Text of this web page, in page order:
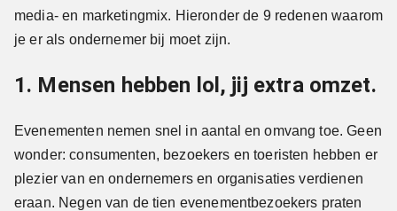
media- en marketingmix. Hieronder de 9 redenen waarom
je er als ondernemer bij moet zijn.
1. Mensen hebben lol, jij extra omzet.
Evenementen nemen snel in aantal en omvang toe. Geen
wonder: consumenten, bezoekers en toeristen hebben er
plezier van en ondernemers en organisaties verdienen
eraan. Negen van de tien evenementbezoekers praten